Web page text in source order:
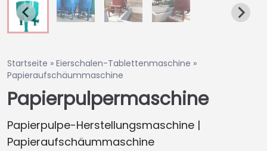
Startseite » Eierschalen-Tablettenmaschine »
Papieraufschäummaschine
Papierpulpermaschine
Papierpulpe-Herstellungsmaschine |
Papieraufschäummaschine